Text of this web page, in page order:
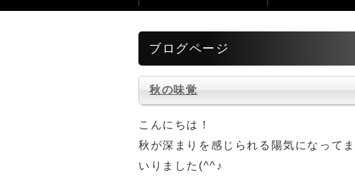
ブログページ
秋の味覚
こんにちは！
秋が深まりを感じられる陽気になってま
いりました(^^♪